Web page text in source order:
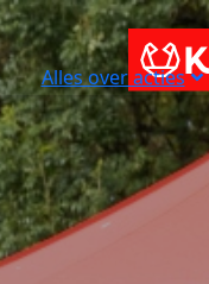
Alles over acties